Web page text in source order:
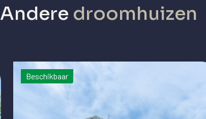
Andere droomhuizen
Beschikbaar